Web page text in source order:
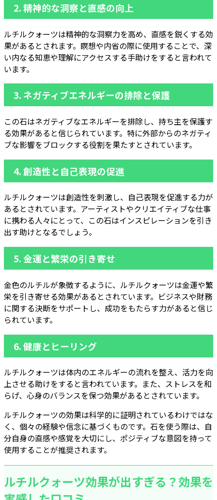
2.精神的な洞察と直感の向上
ルチルクォーツは精神的な洞察力を高め、直感を鋭くする効
果があるとされます。瞑想や内省の際に使用することで、深
い内なる知恵や理解にアクセスする手助けをすると言われて
います。
3. ネガティブエネルギーの排除と保護
この石はネガティブなエネルギーを排除し、持ち主を保護す
る効果があると信じられています。特に外部からのネガティ
ブな影響をブロックする役割を果たすとされています。
4.創造性と自己表現の促進
ルチルクォーツは創造性を刺激し、自己表現を促進する力が
あるとされています。アーティストやクリエイティブな仕事
に携わる人々にとって、この石はインスピレーションを引き
出す助けとなるでしょう。
5.金運と繁栄の引き寄せ
金色のルチルが象徴するように、ルチルクォーツは金運や繁
栄を引き寄せる効果があるとされています。ビジネスや財務
に関する決断をサポートし、成功をもたらす力があると信じ
られています。
6.健康とヒーリング
ルチルクォーツは体内のエネルギーの流れを整え、活力を向
上させる助けをすると言われています。また、ストレスを和
らげ、心身のバランスを保つ効果があるとされています。
ルチルクォーツの効果は科学的に証明されているわけではな
く、個々の経験や信念に基づくものです。石を使う際は、自
分自身の直感や感覚を大切にし、ポジティブな意図を持って
使用することが推奨されます。
ルチルクォーツ効果が出すぎる？効果を